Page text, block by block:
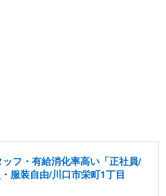
ッフ・有給消化率高い「正社員/
服装自由/川口市栄町1丁目